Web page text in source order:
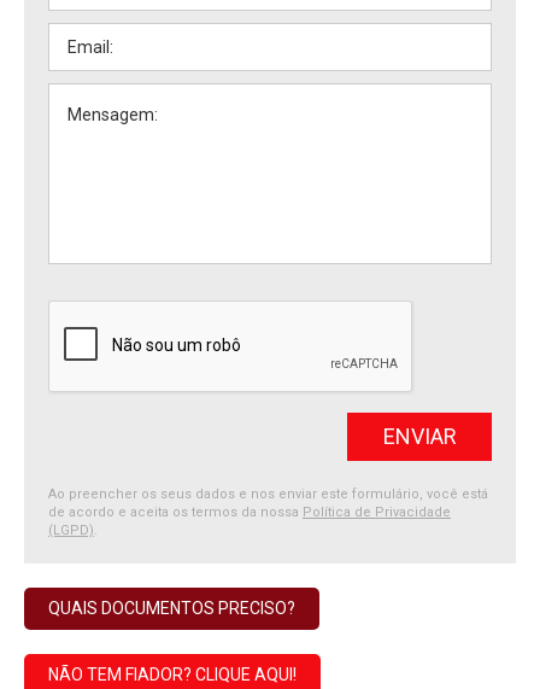
Ao preencher os seus dados e nos enviar este formulário, você está
de acordo e aceita os termos da nossa Política de Privacidade
(LGPD).
QUAIS DOCUMENTOS PRECISO?
NÃO TEM FIADOR? CLIQUE AQUI!